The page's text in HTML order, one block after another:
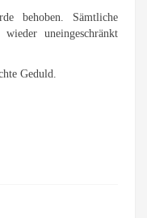
behoben. Sämtliche
uneingeschränkt
Geduld.